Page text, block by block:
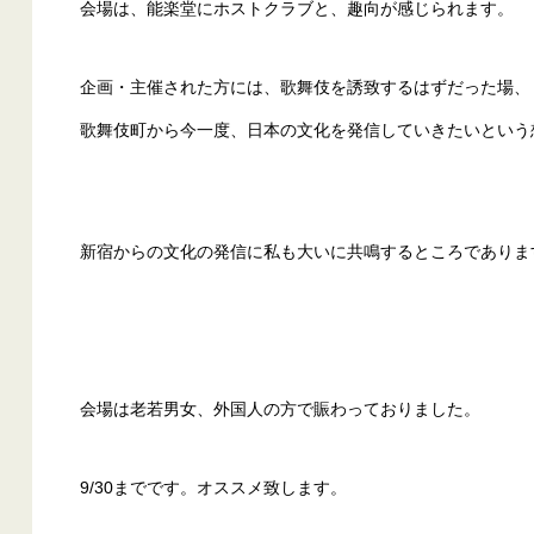
会場は、能楽堂にホストクラブと、趣向が感じられます。
企画・主催された方には、歌舞伎を誘致するはずだった場、
歌舞伎町から今一度、日本の文化を発信していきたいという
新宿からの文化の発信に私も大いに共鳴するところでありま
会場は老若男女、外国人の方で賑わっておりました。
9/30までです。オススメ致します。